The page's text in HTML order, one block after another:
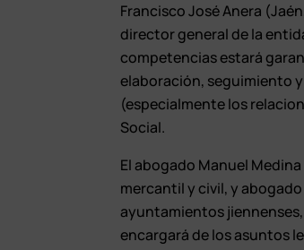
Francisco José Anera
director general de la
competencias estará
elaboración, seguimiento
(especialmente los
Social.
El abogado Manuel
mercantil y civil, y abogado
ayuntamientos jiennenses,
encargará de los asuntos